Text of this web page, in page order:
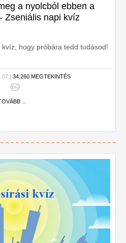
a nyolcból ebben a
Zseniális napi kvíz
hogy próbára tedd tudásod!
| 34,260 MEGTEKINTÉS
...